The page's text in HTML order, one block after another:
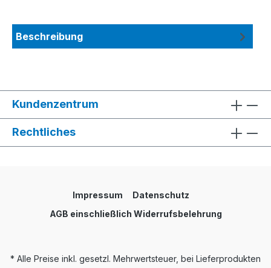
Beschreibung
Kundenzentrum
Rechtliches
Impressum
Datenschutz
AGB einschließlich Widerrufsbelehrung
* Alle Preise inkl. gesetzl. Mehrwertsteuer, bei Lieferprodukten